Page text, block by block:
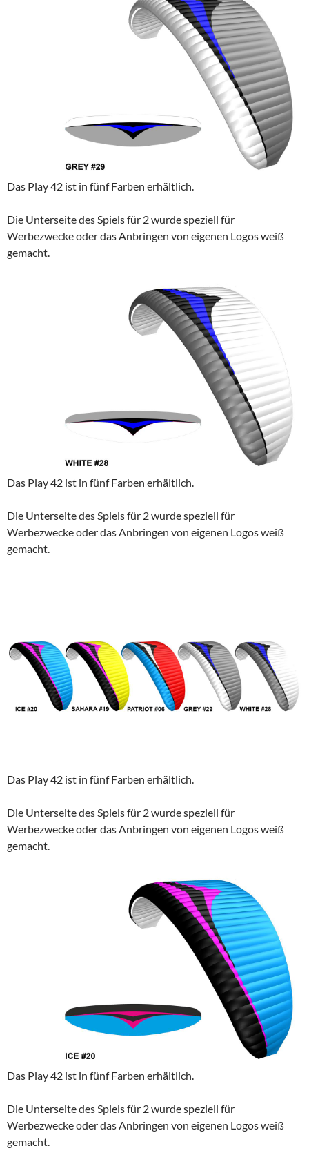
Das Play 42 ist in fünf Farben erhältlich.
Die Unterseite des Spiels für 2 wurde speziell für
Werbezwecke oder das Anbringen von eigenen Logos weiß
gemacht.
Das Play 42 ist in fünf Farben erhältlich.
Die Unterseite des Spiels für 2 wurde speziell für
Werbezwecke oder das Anbringen von eigenen Logos weiß
gemacht.
Das Play 42 ist in fünf Farben erhältlich.
Die Unterseite des Spiels für 2 wurde speziell für
Werbezwecke oder das Anbringen von eigenen Logos weiß
gemacht.
Das Play 42 ist in fünf Farben erhältlich.
Die Unterseite des Spiels für 2 wurde speziell für
Werbezwecke oder das Anbringen von eigenen Logos weiß
gemacht.